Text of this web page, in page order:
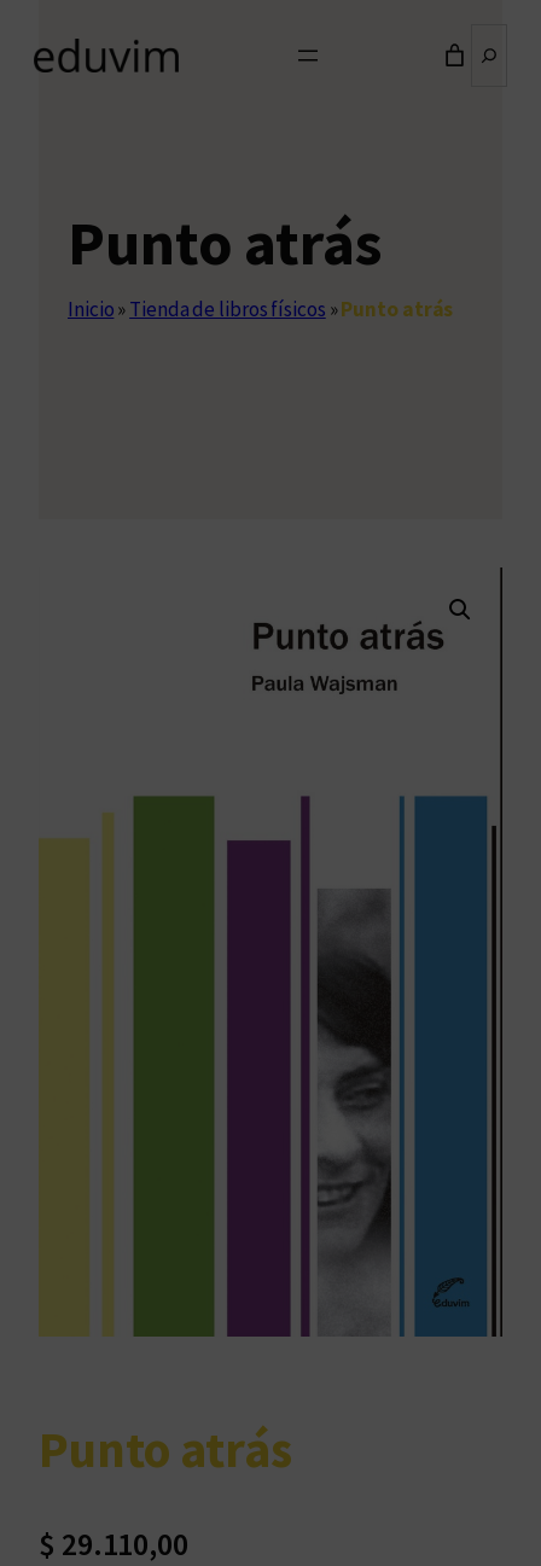
Punto atrás
Inicio»Tienda de libros físicos »Punto atrás
Punto atrás
$ 29.110,00